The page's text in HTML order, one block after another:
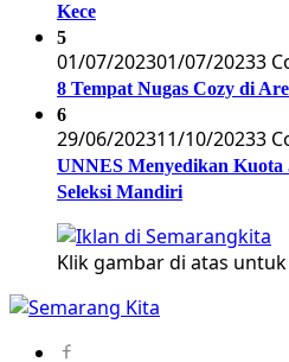
Kece
5
01/07/202301/07/20233
8 Tempat Nugas Cozy di
6
29/06/202311/10/20233
UNNES Menyedikan Kuota
Seleksi Mandiri
Klik gambar di atas